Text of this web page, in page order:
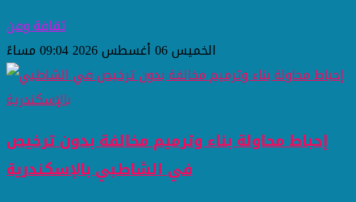
ثقافة وفن
الخميس 06 أغسطس 2026 09:04 مساءً
إحباط محاولة بناء وترميم مخالفة بدون ترخيص
في الشاطبي بالإسكندرية